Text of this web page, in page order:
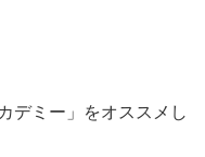
デミー」をオススメし